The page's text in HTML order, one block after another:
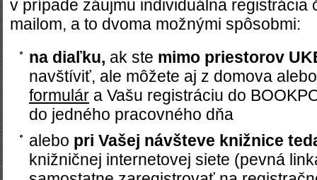
v prípade záujmu individuálna registrácia
mailom, a to dvoma možnými spôsobmi:
na diaľku, ak ste mimo priestorov
navštíviť, ale môžete aj z domova
formulár a Vašu registráciu do
do jedného pracovného dňa
alebo pri Vašej návšteve knižnice
knižničnej internetovej siete (pevná